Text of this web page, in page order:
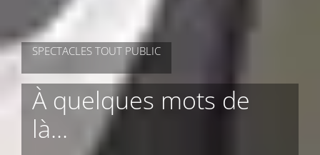
SPECTACLES TOUT PUBLIC
À quelques mots de
là...